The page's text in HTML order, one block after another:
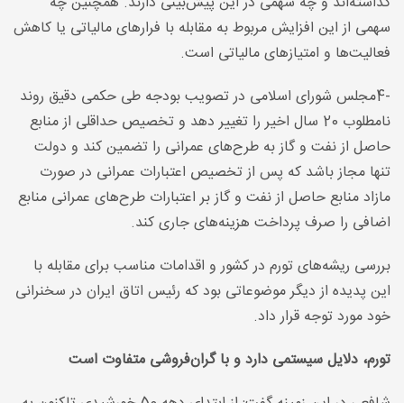
سهمی از این افزایش مربوط به مقابله با فرارهای مالیاتی یا کاهش
فعالیت‌ها و امتیازهای مالیاتی است.
4-مجلس شورای اسلامی در تصویب بودجه طی حکمی دقیق روند
نامطلوب 20 سال اخیر را تغییر دهد و تخصیص حداقلی از منابع
حاصل از نفت و گاز به طرح‌های عمرانی را تضمین کند و دولت
تنها مجاز باشد که پس از تخصیص اعتبارات عمرانی در صورت
مازاد منابع حاصل از نفت و گاز بر اعتبارات طرح‌های عمرانی منابع
اضافی را صرف پرداخت هزینه‌های جاری کند.
بررسی ریشه‌های تورم در کشور و اقدامات مناسب برای مقابله با
این پدیده از دیگر موضوعاتی بود که رئیس اتاق ایران در سخنرانی
خود مورد توجه قرار داد.
تورم، دلایل سیستمی دارد و با گران‌فروشی متفاوت است